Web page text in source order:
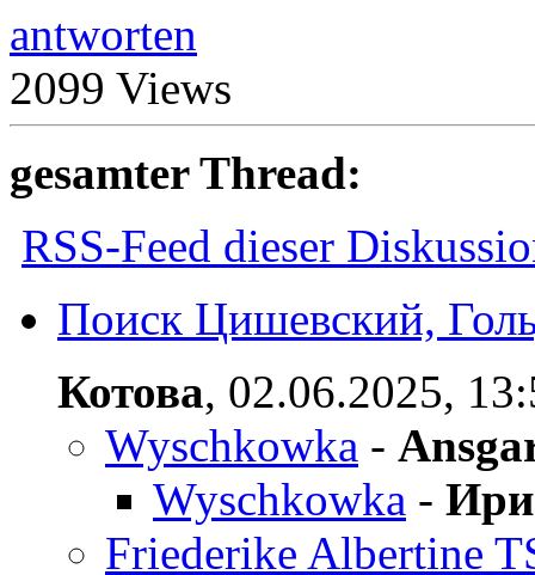
antworten
2099 Views
gesamter Thread:
RSS-Feed dieser
Поиск Цишевский,
Котова, 02.06.2025,
Wyschkowka -
Wyschkowka -
Friederike Albertine